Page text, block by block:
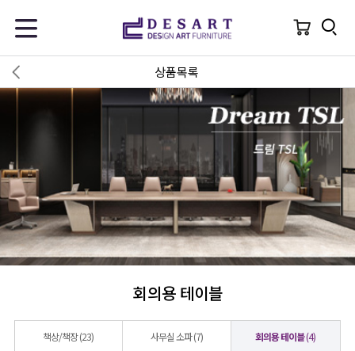
상품목록
회의용 테이블
책상/책장(23) 사무실 소파(7) 회의용 테이블(4)